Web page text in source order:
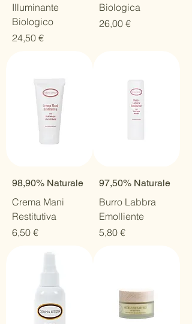
Illuminante
Biologico
Prezzo
24,50 €
Biologica
Prezzo
26,00 €
98,90% Naturale
Crema Mani
Restitutiva
Prezzo
6,50 €
97,50% Naturale
Burro Labbra
Emolliente
Prezzo
5,80 €